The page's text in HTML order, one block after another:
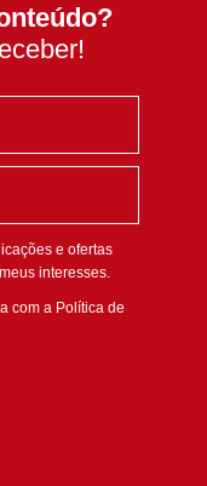
e ofertas
interesses.
com a Política de